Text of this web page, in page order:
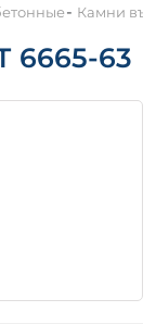
- Камни
6665-63